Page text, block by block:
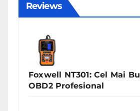
Reviews
Foxwell NT301: Cel Mai
OBD2 Profesional